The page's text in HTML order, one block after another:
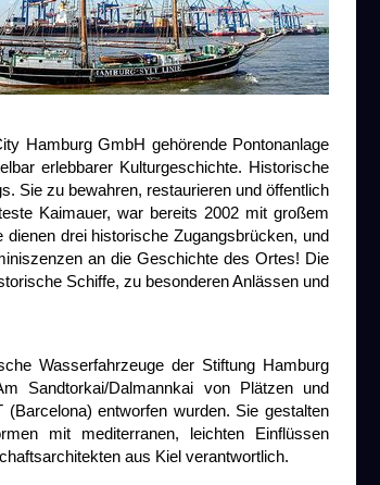
Hamburg GmbH gehörende Pontonanlage
erlebbarer Kulturgeschichte. Historische
Sie zu bewahren, restaurieren und öffentlich
Kaimauer, war bereits 2002 mit großem
drei historische Zugangsbrücken, und
an die Geschichte des Ortes! Die
Schiffe, zu besonderen Anlässen und
Wasserfahrzeuge der Stiftung Hamburg
Sandtorkai/Dalmannkai von Plätzen und
entworfen wurden. Sie gestalten
mit mediterranen, leichten Einflüssen
aus Kiel verantwortlich.